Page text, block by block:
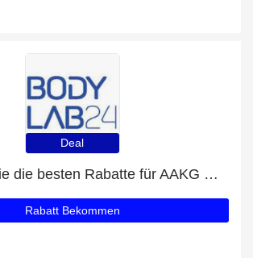
Deal
Entdecken Sie die besten Rabatte für AAKG mit bis zu 57% Rabatt
Rabatt Bekommen